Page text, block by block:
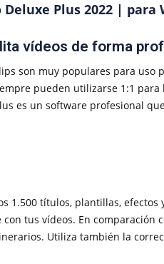
Plus 2022 | para
vídeos de forma
son muy populares para
pueden utilizarse 1:1
es un software profesional
1.500 títulos, plantillas,
tus vídeos. En
Utiliza también la